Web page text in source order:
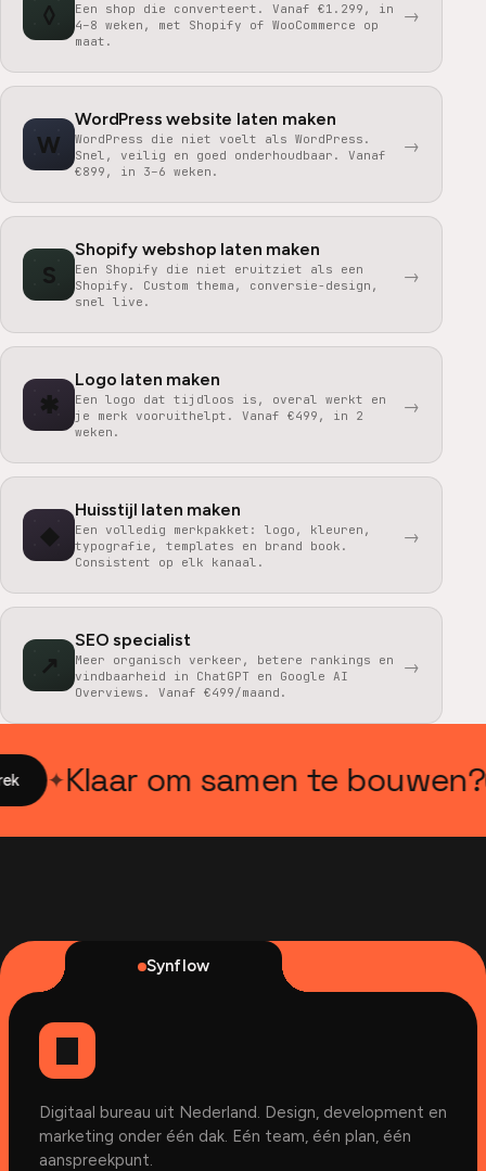
◊
Een shop die converteert. Vanaf €1.299, in
4–8 weken, met Shopify of WooCommerce op
maat.
→
W
WordPress website laten maken
WordPress die niet voelt als WordPress.
Snel, veilig en goed onderhoudbaar. Vanaf
€899, in 3–6 weken.
→
S
Shopify webshop laten maken
Een Shopify die niet eruitziet als een
Shopify. Custom thema, conversie-design,
snel live.
→
✱
Logo laten maken
Een logo dat tijdloos is, overal werkt en
je merk vooruithelpt. Vanaf €499, in 2
weken.
→
◆
Huisstijl laten maken
Een volledig merkpakket: logo, kleuren,
typografie, templates en brand book.
Consistent op elk kanaal.
→
↗
SEO specialist
Meer organisch verkeer, betere rankings en
vindbaarheid in ChatGPT en Google AI
Overviews. Vanaf €499/maand.
→
Klaar om samen te bouwen?
Synflow
Digitaal bureau uit Nederland. Design, development en
marketing onder één dak. Eén team, één plan, één
aanspreekpunt.